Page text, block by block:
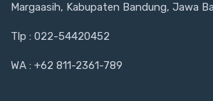
Margaasih, Kabupaten Bandung, Jawa
Tlp : 022-54420452
WA : +62 811-2361-789